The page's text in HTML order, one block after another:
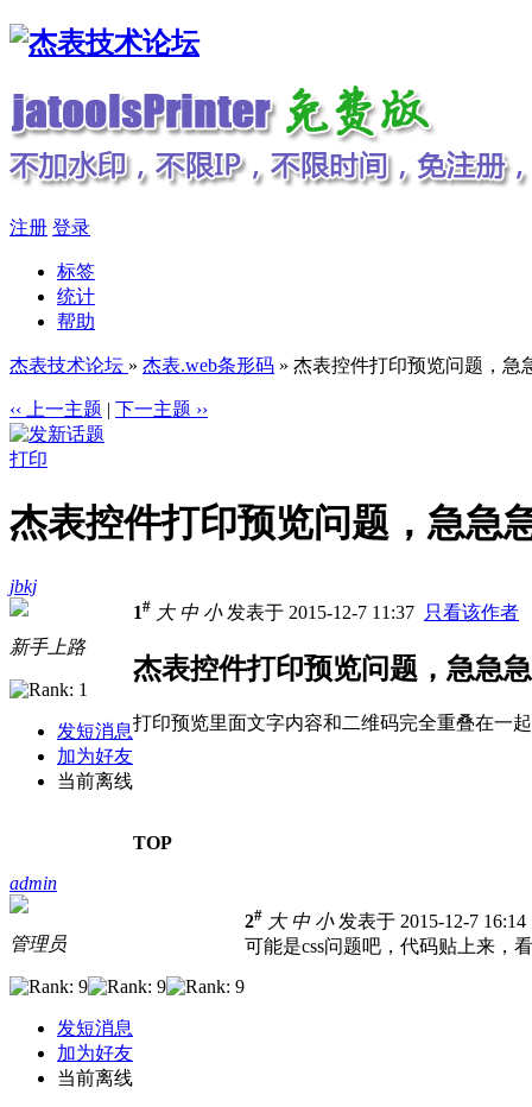
注册 登录
标签
统计
帮助
杰表技术论坛 » 杰表.web条形码 » 杰表控件打印预览问题，急
‹‹ 上一主题 | 下一主题 ››
打印
杰表控件打印预览问题，急急
jbkj
新手上路
发短消息
加为好友
当前离线
1# 大 中 小发表于 2015-12-7 11:37 只看该作者
杰表控件打印预览问题，急急
打印预览里面文字内容和二维码完全重叠在一
TOP
admin
管理员
发短消息
加为好友
当前离线
2# 大 中 小发表于 2015-12-7
可能是css问题吧，代码贴上来，